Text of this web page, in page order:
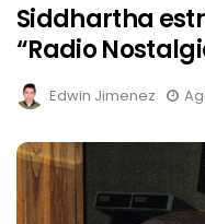
Siddhartha
“Radio
Edwin Jimenez